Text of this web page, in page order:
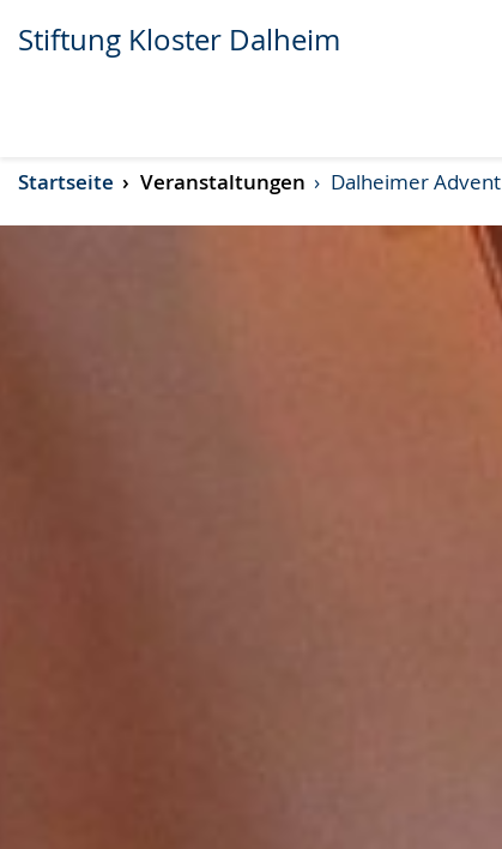
Transkript anzeigen
Abspielen
Pausieren
Stiftung Kloster Dalheim
Startseite Veranstaltungen Dalheimer Advent